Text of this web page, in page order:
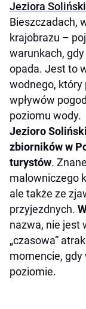
Jeziora
Bieszczadach,
krajobrazu –
warunkach,
opada. Jest to
wodnego, który
wpływów
poziomu wody.
Jezioro
zbiorników w
turystów.
malowniczego
ale także ze
przyjezdnych.
nazwa, nie jest
„czasowa”
momencie, gdy
poziomie.